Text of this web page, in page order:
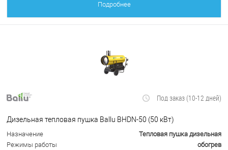
Подробнее
Под заказ (10-12 дней)
Дизельная тепловая пушка Ballu BHDN-50 (50 кВт)
Назначение
Тепловая пушка дизельная
Режимы работы
обогрев